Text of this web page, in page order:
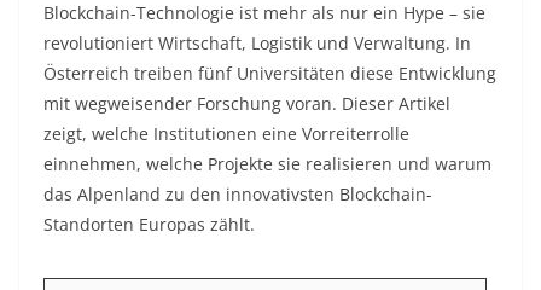
Blockchain-Technologie ist mehr als nur ein Hype – sie
revolutioniert Wirtschaft, Logistik und Verwaltung. In
Österreich treiben fünf Universitäten diese Entwicklung
mit wegweisender Forschung voran. Dieser Artikel
zeigt, welche Institutionen eine Vorreiterrolle
einnehmen, welche Projekte sie realisieren und warum
das Alpenland zu den innovativsten Blockchain-
Standorten Europas zählt.